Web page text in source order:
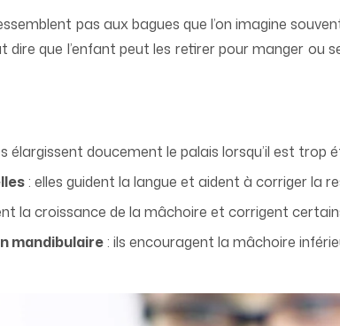
pas aux bagues que l’on imagine
dire que l’enfant peut les retirer pour manger ou
élargissent doucement le palais lorsqu’il est trop
: elles guident la langue et aident à corriger la
la croissance de la mâchoire et corrigent
mandibulaire: ils encouragent la mâchoire